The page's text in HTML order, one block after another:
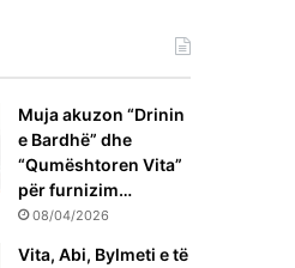
Muja akuzon “Drinin
e Bardhë” dhe
“Qumështoren Vita”
për furnizim…
08/04/2026
Vita, Abi, Bylmeti e të